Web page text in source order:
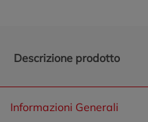
Descrizione prodotto
Informazioni Generali